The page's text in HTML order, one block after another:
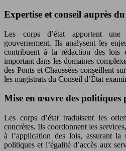
Expertise et conseil auprès
Les corps d’état apportent une
gouvernement. Ils analysent les
contribuent à la rédaction des lois
important dans les domaines
des Ponts et Chaussées conseillent
les magistrats du Conseil d’État
Mise en œuvre des
Les corps d’état traduisent les
concrètes. Ils coordonnent les
à l’application des lois, assurant
politiques et l’égalité d’accès aux